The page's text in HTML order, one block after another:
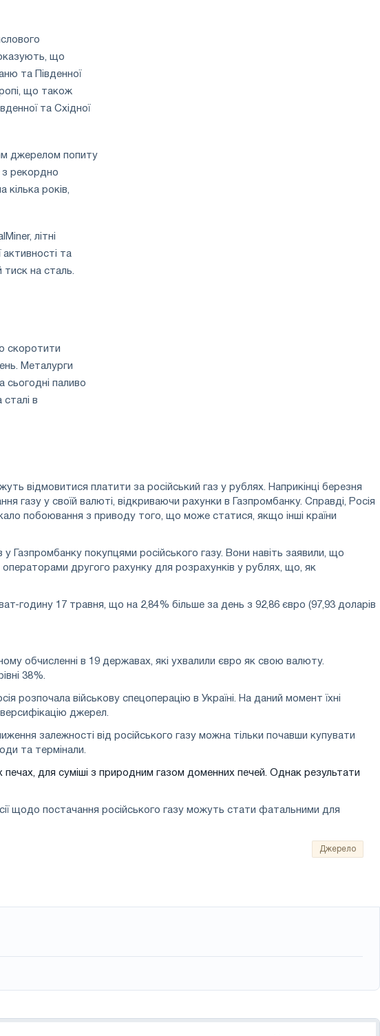
що
та Південної
що також
та Східної
джерелом попиту
з рекордно
кілька років,
літні
активності та
на сталь.
скоротити
Металурги
паливо
в
відмовитися платити за російський газ у рублях. Наприкінці березня
газу у своїй валюті, відкриваючи рахунки в Газпромбанку. Справді, Росія
побоювання з приводу того, що може статися, якщо інші країни
покупцями російського газу. Вони навіть заявили, що
другого рахунку для розрахунків у рублях, що, як
годину 17 травня, що на 2,84% більше за день з 92,86 євро (97,93 доларів
обчисленні в 19 державах, які ухвалили євро як свою валюту.
38%.
розпочала військову спецоперацію в Україні. На даний момент їхні
джерел.
залежності від російського газу можна тільки почавши купувати
та термінали.
для суміші з природним газом доменних печей. Однак результати
щодо постачання російського газу можуть стати фатальними для
Джерело